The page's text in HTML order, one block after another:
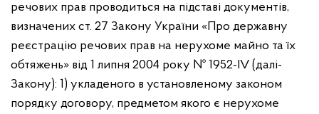
речових прав проводиться на підставі документів,
визначених ст. 27 Закону України «Про державну
реєстрацію речових прав на нерухоме майно та їх
обтяжень» від 1 липня 2004 року № 1952-IV (далі-
Закону): 1) укладеного в установленому законом
порядку договору, предметом якого є нерухоме